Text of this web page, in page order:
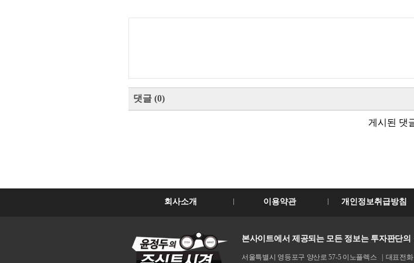
댓글 (0)
게시된 댓
회사소개 이용약관 개인정보취급방침
본사이트에서 제공되는 모든 정보는 투자판단
서울특별시 영등포구 양산로 57-5 이노플렉스 | 대표전화